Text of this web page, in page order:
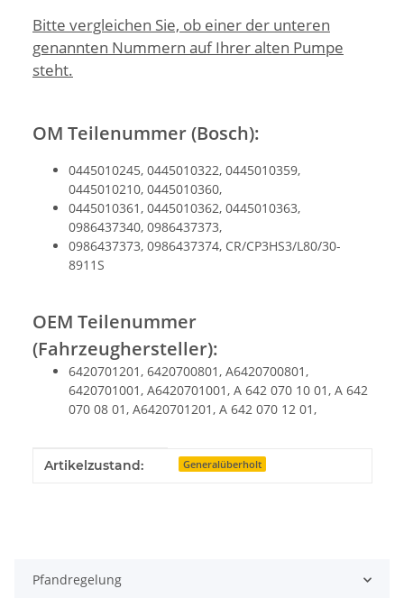
Bitte vergleichen Sie, ob einer der unteren
genannten Nummern auf Ihrer alten Pumpe
steht.
OM Teilenummer (Bosch):
0445010245, 0445010322, 0445010359,
0445010210, 0445010360,
0445010361, 0445010362, 0445010363,
0986437340, 0986437373,
0986437373, 0986437374, CR/CP3HS3/L80/30-
8911S
OEM Teilenummer
(Fahrzeughersteller):
6420701201, 6420700801, A6420700801,
6420701001, A6420701001, A 642 070 10 01, A 642
070 08 01, A6420701201, A 642 070 12 01,
Produkteigenschaft
Wert
Artikelzustand: Generalüberholt
Pfandregelung